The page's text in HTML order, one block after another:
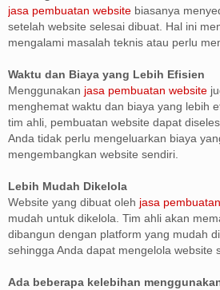
jasa pembuatan website biasanya
setelah website selesai dibuat. Hal ini
mengalami masalah teknis atau perlu
Waktu dan Biaya yang Lebih Efisien
Menggunakan jasa pembuatan website
menghemat waktu dan biaya yang lebih
tim ahli, pembuatan website dapat
Anda tidak perlu mengeluarkan biaya
mengembangkan website sendiri.
Lebih Mudah Dikelola
Website yang dibuat oleh jasa
mudah untuk dikelola. Tim ahli akan
dibangun dengan platform yang mudah
sehingga Anda dapat mengelola website
Ada beberapa kelebihan